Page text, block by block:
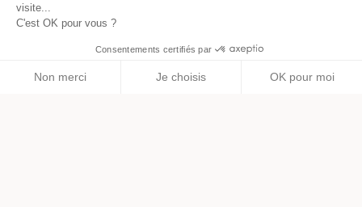
visite...
C'est OK pour vous ?
Consentements certifiés par
Non merci Je choisis OK pour moi
Commencer les démarches